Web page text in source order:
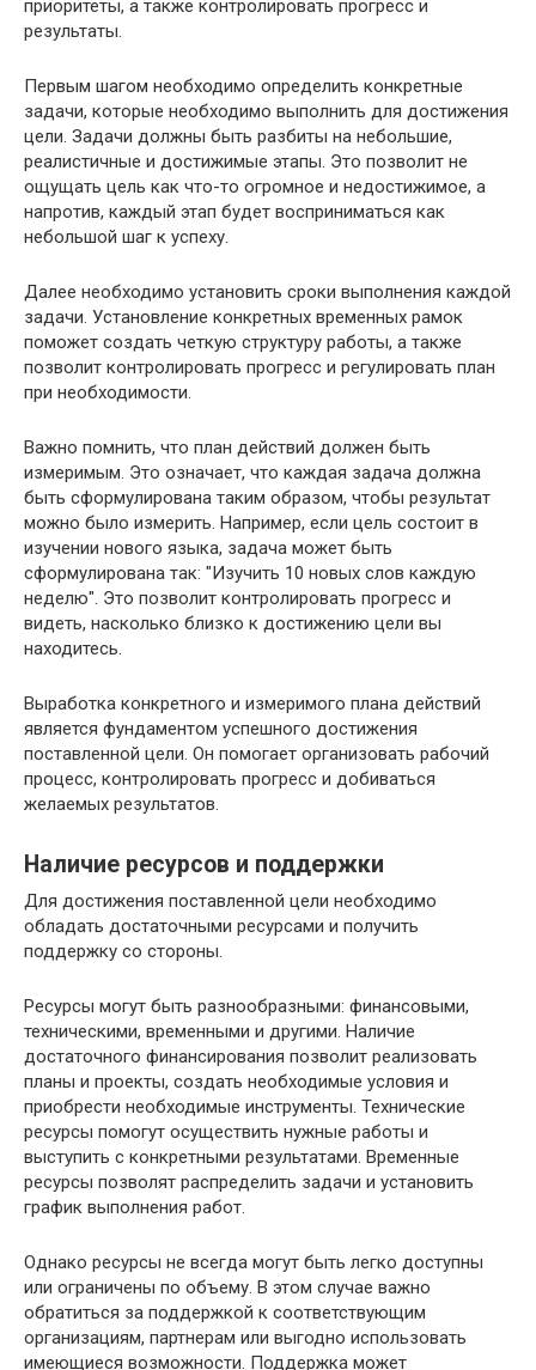
приоритеты, а также контролировать прогресс и
результаты.
Первым шагом необходимо определить конкретные
задачи, которые необходимо выполнить для достижения
цели. Задачи должны быть разбиты на небольшие,
реалистичные и достижимые этапы. Это позволит не
ощущать цель как что-то огромное и недостижимое, а
напротив, каждый этап будет восприниматься как
небольшой шаг к успеху.
Далее необходимо установить сроки выполнения каждой
задачи. Установление конкретных временных рамок
поможет создать четкую структуру работы, а также
позволит контролировать прогресс и регулировать план
при необходимости.
Важно помнить, что план действий должен быть
измеримым. Это означает, что каждая задача должна
быть сформулирована таким образом, чтобы результат
можно было измерить. Например, если цель состоит в
изучении нового языка, задача может быть
сформулирована так: "Изучить 10 новых слов каждую
неделю". Это позволит контролировать прогресс и
видеть, насколько близко к достижению цели вы
находитесь.
Выработка конкретного и измеримого плана действий
является фундаментом успешного достижения
поставленной цели. Он помогает организовать рабочий
процесс, контролировать прогресс и добиваться
желаемых результатов.
Наличие ресурсов и поддержки
Для достижения поставленной цели необходимо
обладать достаточными ресурсами и получить
поддержку со стороны.
Ресурсы могут быть разнообразными: финансовыми,
техническими, временными и другими. Наличие
достаточного финансирования позволит реализовать
планы и проекты, создать необходимые условия и
приобрести необходимые инструменты. Технические
ресурсы помогут осуществить нужные работы и
выступить с конкретными результатами. Временные
ресурсы позволят распределить задачи и установить
график выполнения работ.
Однако ресурсы не всегда могут быть легко доступны
или ограничены по объему. В этом случае важно
обратиться за поддержкой к соответствующим
организациям, партнерам или выгодно использовать
имеющиеся возможности. Поддержка может